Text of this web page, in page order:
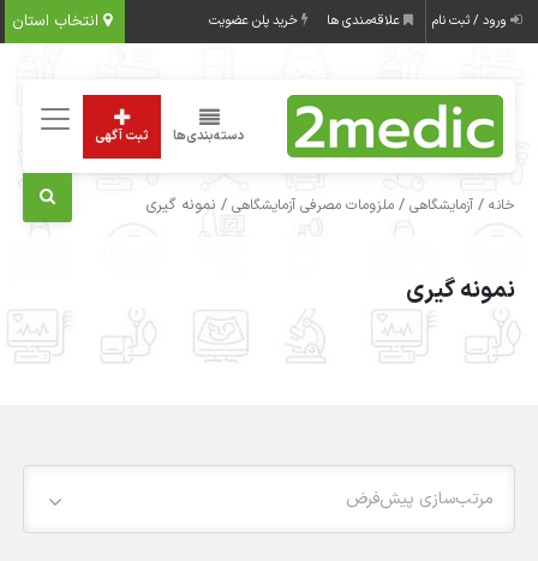
انتخاب استان ورود / ثبت نام علاقه‌مندی ها خرید پلن عضویت
دسته‌بندی‌ها ثبت آگهی
خانه /آزمایشگاهی /ملزومات مصرفی آزمایشگاهی / نمونه گیری
نمونه گیری
مرتب‌سازی پیش‌فرض